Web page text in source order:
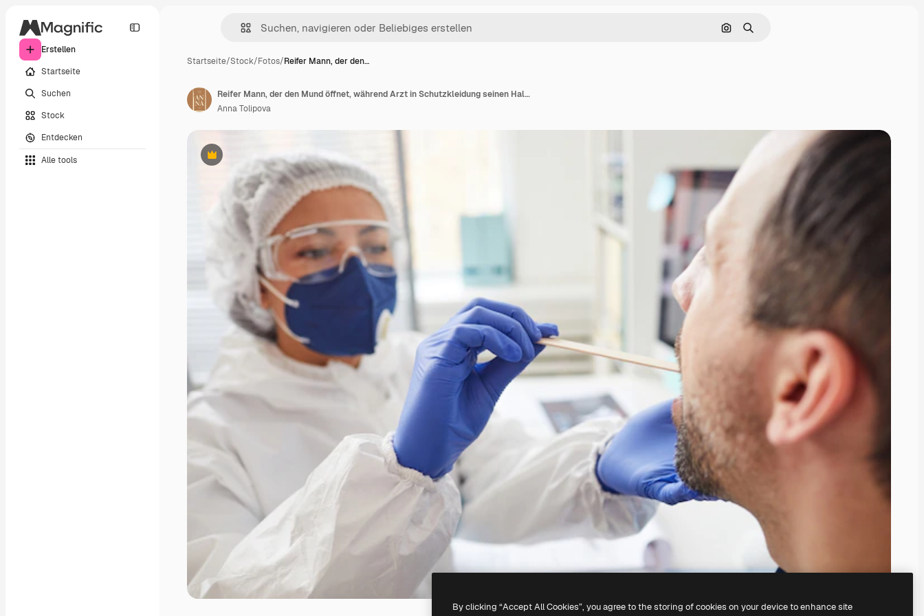
Erstellen
Startseite
Suchen
Stock
Entdecken
Alle tools
Nach Bild suchen
Suchen
Startseite/Stock/Fotos/Reifer Mann, der den…
Premium
Reifer Mann, der den Mund öffnet, während Arzt in Schutzkleidung seinen Hals während der medizinischen Untersuchung im Krankenhaus untersucht
Anna Tolipova
By clicking “Accept All Cookies”, you agree to the storing of cookies on your device to enhance site